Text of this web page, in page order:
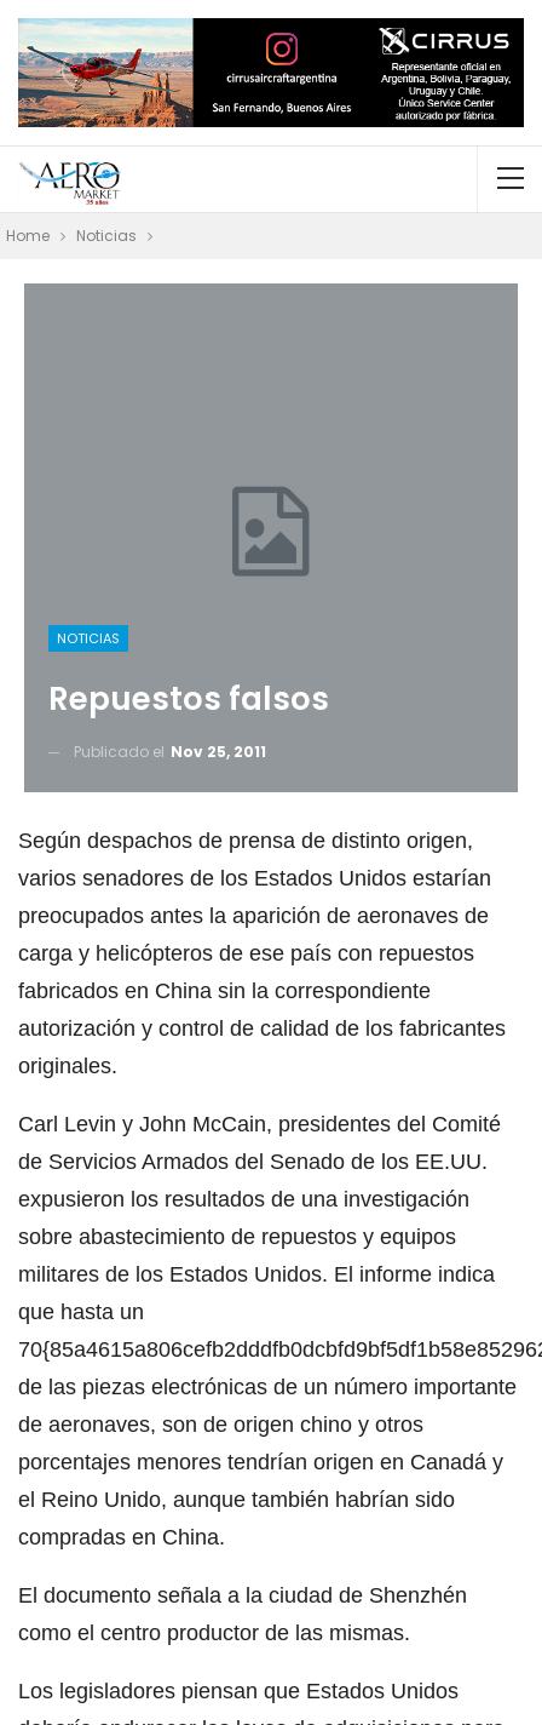
Home Noticias
NOTICIAS
Repuestos falsos
Publicado el Nov 25, 2011
Según despachos de prensa de distinto origen,
varios senadores de los Estados Unidos estarían
preocupados antes la aparición de aeronaves de
carga y helicópteros de ese país con repuestos
fabricados en China sin la correspondiente
autorización y control de calidad de los fabricantes
originales.
Carl Levin y John McCain, presidentes del Comité
de Servicios Armados del Senado de los EE.UU.
expusieron los resultados de una investigación
sobre abastecimiento de repuestos y equipos
militares de los Estados Unidos. El informe indica
que hasta un
de las piezas electrónicas de un número importante
de aeronaves, son de origen chino y otros
porcentajes menores tendrían origen en Canadá y
el Reino Unido, aunque también habrían sido
compradas en China.
El documento señala a la ciudad de Shenzhén
como el centro productor de las mismas.
Los legisladores piensan que Estados Unidos